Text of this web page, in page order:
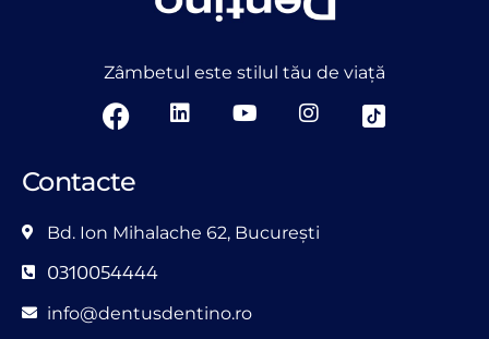
Zâmbetul este stilul tău de viață
Contacte
Bd. Ion Mihalache 62, București
0310054444
info@dentusdentino.ro